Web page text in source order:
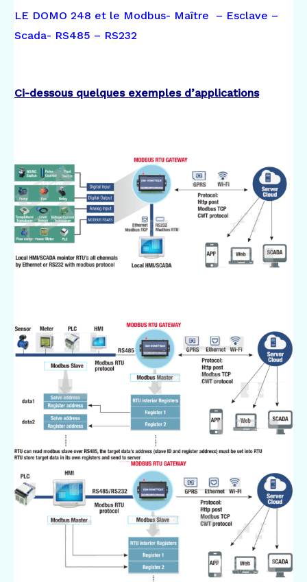
LE DOMO 248 et le Modbus- Maître – Esclave –
Scada- RS485 – RS232
Ci-dessous quelques exemples d’applications